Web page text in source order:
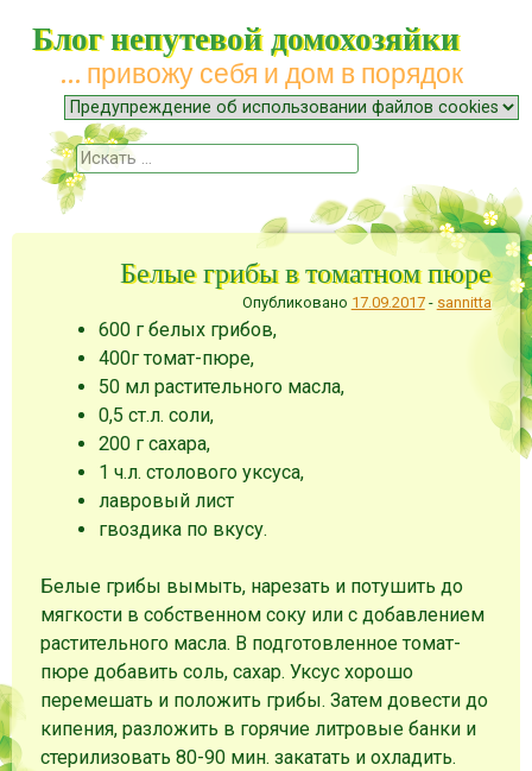
Блог непутевой домохозяйки
… привожу себя и дом в порядок
Меню
Наверх
Поиск
Белые грибы в томатном пюре
Опубликовано 17.09.2017- sannitta
600 г белых грибов,
400г томат-пюре,
50 мл растительного масла,
0,5 ст.л. соли,
200 г сахара,
1 ч.л. столового уксуса,
лавровый лист
гвоздика по вкусу.
Белые грибы вымыть, нарезать и потушить до
мягкости в собственном соку или с добавлением
растительного масла. В подготовленное томат-
пюре добавить соль, сахар. Уксус хорошо
перемешать и положить грибы. Затем довести до
кипения, разложить в горячие литровые банки и
стерилизовать 80-90 мин. закатать и охладить.